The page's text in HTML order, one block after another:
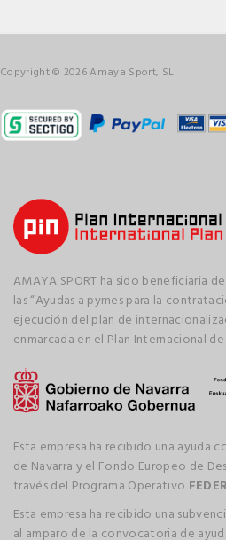
Copyright © 2026 Amaya Sport, SL
AMAYA SPORT ha sido beneficiaria
las “Ayudas a pymes para la
ejecución del plan de
enmarcada en el Plan Internacional de
Esta empresa ha recibido una ayuda
de Navarra y el Fondo Europeo de
través del Programa Operativo
Esta empresa ha recibido una
al amparo de la convocatoria de